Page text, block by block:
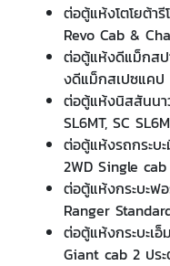
ต่อตู้แห้งโตโยต้า
Revo Cab &
ต่อตู้แห้งดีแม็กสป
งดีแม็กสเปซแคป
ต่อตู้แห้งนิสสันนา
SL6MT, SC
ต่อตู้แห้งรถกระบ
2WD Single
ต่อตู้แห้งกระบะฟ
Ranger
ต่อตู้แห้งกระบะเ
Giant cab 2 ปร